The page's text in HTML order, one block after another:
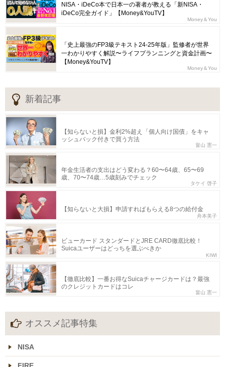
NISA・iDeCo本で日本一の著者が教える「新NISA・
iDeCo完全ガイド」【Money&YouTV】
Money＆You
「史上最強のFP3級テキスト24-25年版」監修者が世界
一わかりやすく解説〜ライフプランニングと資金計画〜
【Money&YouTV】
Money＆You
新着記事
【知らないと損】金利2%超え「個人向け国債」をキャ
ッシュバック付きで買う方法
畠山 憲一
年金生活者の支出はどう変わる？60〜64歳、65〜69
歳、70〜74歳…5歳刻みでチェック
タケイ 啓子
【知らないと大損】申請すればもらえる8つの給付金
舟本美子
ビューカード スタンダードとJRE CARD徹底比較！
Suicaユーザーはどっちを選ぶべきか
KIWI
【徹底比較】一番お得なSuicaチャージカードは？最強
のクレジットカードはコレ
畠山 憲一
オススメ記事特集
NISA
FIRE